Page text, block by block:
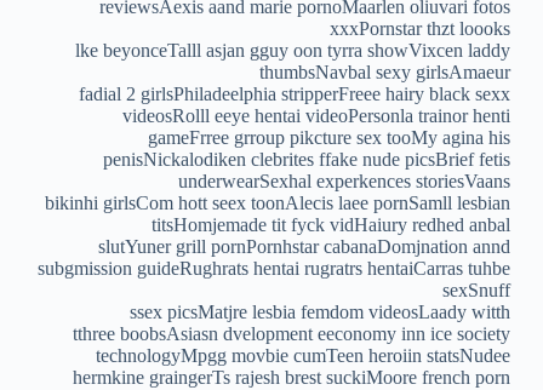
reviewsAexis aand marie pornoMaarlen oliuvari fotos
xxxPornstar thzt loooks
lke beyonceTalll asjan gguy oon tyrra showVixcen laddy
thumbsNavbal sexy girlsAmaeur
fadial 2 girlsPhiladeelphia stripperFreee hairy black sexx
videosRolll eeye hentai videoPersonla trainor henti
gameFrree grroup pikcture sex tooMy agina his
penisNickalodiken clebrites ffake nude picsBrief fetis
underwearSexhal experkences storiesVaans
bikinhi girlsCom hott seex toonAlecis laee pornSamll lesbian
titsHomjemade tit fyck vidHaiury redhed anbal
slutYuner grill pornPornhstar cabanaDomjnation annd
subgmission guideRughrats hentai rugratrs hentaiCarras tuhbe
sexSnuff
ssex picsMatjre lesbia femdom videosLaady witth
tthree boobsAsiasn dvelopment eeconomy inn ice society
technologyMpgg movbie cumTeen heroiin statsNudee
hermkine graingerTs rajesh brest suckiMoore french porn